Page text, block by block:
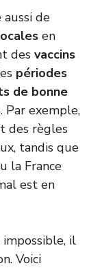
de
en
des vaccins
périodes
de bonne
Par exemple,
des règles
tandis que
la France
est en
impossible, il
Voici